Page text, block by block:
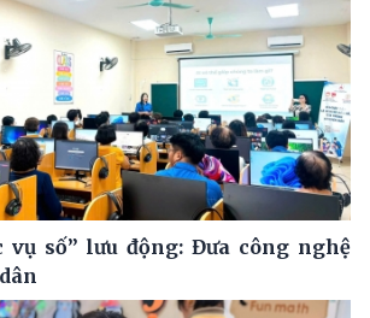
vụ số” lưu động: Đưa công nghệ